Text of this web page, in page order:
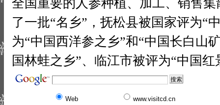
全国重要的人参种植、加工、销售
了一批“名乡”，抚松县被国家评为“
为“中国西洋参之乡”和“中国长白山
国林蛙之乡”、临江市被评为“中国红
Web
www.visitcd.cn